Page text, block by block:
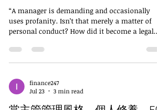
一，公司不能只看「核准加班」，而要管理「實際
工作時間」 本案最值得企業警惕的是，被告主張公
司正式核准的加班只有49小時，其餘都是員工自行
項主張。...
“A manager is demanding and occasionally
uses profanity. Isn’t that merely a matter of
personal conduct? How did it become a legal
provisions took effect, many corporate
managers have begun reviewing whether their
boundary. At the same time, some managers
have come to believe that managing
has become so risky that the safest approach
finance247
Jul 23
3 min read